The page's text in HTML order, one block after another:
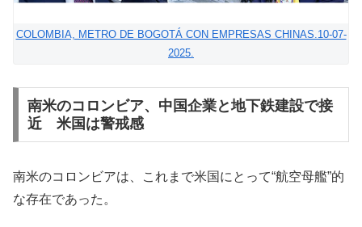
COLOMBIA, METRO DE BOGOTÁ CON EMPRESAS CHINAS.10-07-
2025.
南米のコロンビア、中国企業と地下鉄建設で接
近 米国は警戒感
南米のコロンビアは、これまで米国にとって“航空母艦”的
な存在であった。